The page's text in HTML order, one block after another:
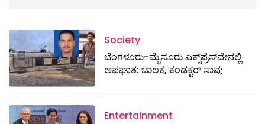
Society
ಬೆಂಗಳೂರು-ಮೈಸೂರು ಎಕ್ಸ್​ಪ್ರೆಸ್‌ವೇನಲ್ಲಿ
ಅಪಘಾತ: ಚಾಲಕ, ಕಂಡಕ್ಟರ್ ಸಾವು
Entertainment